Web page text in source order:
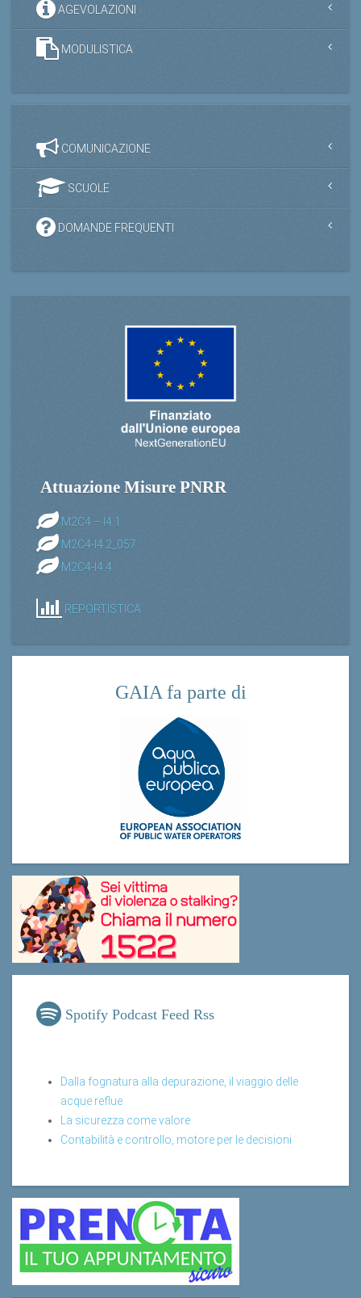
AGEVOLAZIONI
MODULISTICA
COMUNICAZIONE
SCUOLE
DOMANDE FREQUENTI
Attuazione Misure PNRR
M2C4 – I4.1
M2C4-I4.2_057
M2C4-I4.4
REPORTISTICA
GAIA fa parte di
Spotify Podcast Feed Rss
Dalla fognatura alla depurazione, il viaggio delle
acque reflue
La sicurezza come valore
Contabilità e controllo, motore per le decisioni